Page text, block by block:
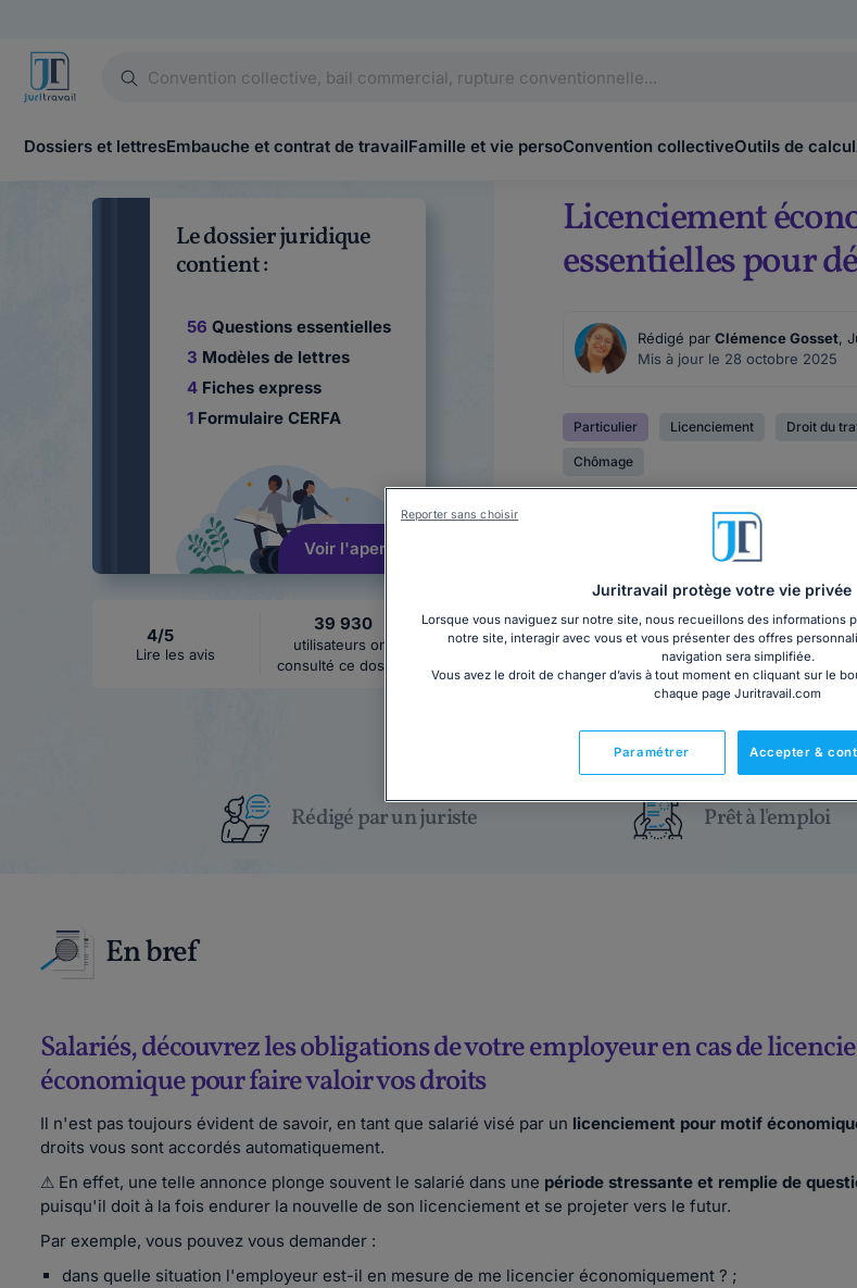
Dossiers et lettresEmbauche et contrat de travailFamille et vie persoConvention collectiveOutils de calcul
Le dossier juridique
contient :
56 Questions essentielles
3 Modèles de lettres
4 Fiches express
1 Formulaire CERFA
Voir l'aperçu
4/5
Lire les avis
39 930
utilisateurs ont
consulté ce dossier
Licenciement
essentielles pour
Rédigé parClémence Gosset,
Mis à jour le 28 octobre 2025
Particulier Licenciement Droit du
Chômage
Le licenciement pour motif
perdu face au déroulé de la
12€ TTC Ajouter au panier
Vous êtes un professionnel ?
Découvrez
Rédigé par un juriste Prêt à l'emploi
En bref
Salariés, découvrez les obligations de votre employeur en cas de
économique pour faire valoir vos droits
Il n'est pas toujours évident de savoir, en tant que salarié visé par un licenciement pour motif
droits vous sont accordés automatiquement.
⚠ En effet, une telle annonce plonge souvent le salarié dans une période stressante et remplie de
puisqu'il doit à la fois endurer la nouvelle de son licenciement et se projeter vers le futur.
Par exemple, vous pouvez vous demander :
dans quelle situation l'employeur est-il en mesure de me licencier économiquement ? ;
Juritravail protège votre vie privée
Lorsque vous naviguez sur notre site, nous recueillons des informations
notre site, interagir avec vous et vous présenter des offres
navigation sera simplifiée.
Vous avez le droit de changer d’avis à tout moment en cliquant sur le
chaque page Juritravail.com
Accepter &
Paramétrer
Reporter sans choisir